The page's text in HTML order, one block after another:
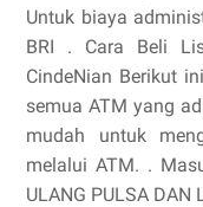
Untuk biaya
BRI . Cara Beli
CindeNian Berikut
semua ATM yang
mudah untuk
melalui ATM. .
ULANG PULSA DAN